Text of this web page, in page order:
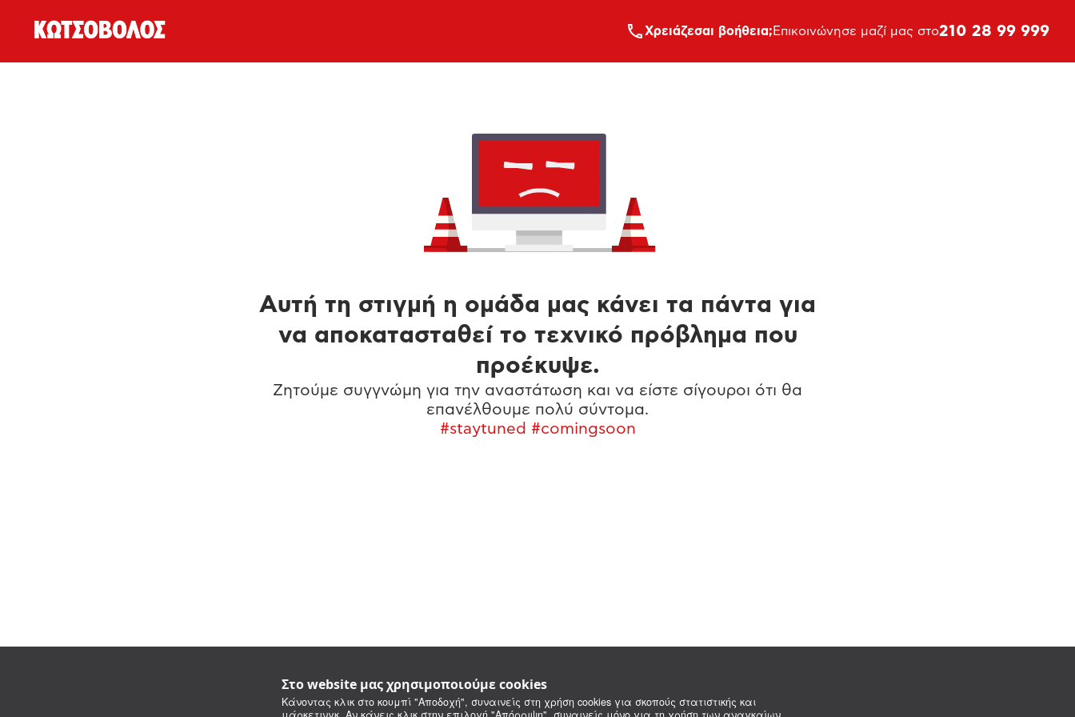
Στο website μας χρησιμοποιούμε cookies
Κάνοντας κλικ στο κουμπί "Αποδοχή", συναινείς στη χρήση cookies για σκοπούς στατιστικής και
Xρειάζεσαι βοήθεια; Επικοινώνησε μαζί μας στο210 28 99 999
Αυτή τη στιγμή η ομάδα μας κάνει τα πάντα για
να αποκατασταθεί το τεχνικό πρόβλημα που
προέκυψε.
Ζητούμε συγγνώμη για την αναστάτωση και να είστε σίγουροι ότι θα
επανέλθουμε πολύ σύντομα.
#staytuned #comingsoon